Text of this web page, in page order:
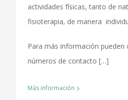
actividades físicas, tanto de
fisioterapia, de manera
Para más información pueden
números de contacto […]
Más información